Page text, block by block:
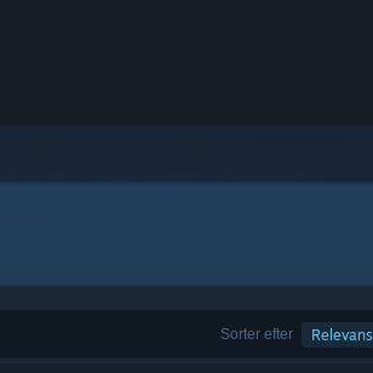
Sorter efter Relevans